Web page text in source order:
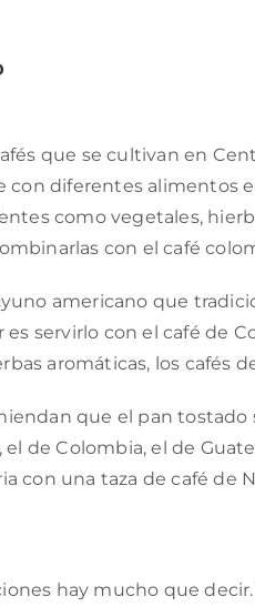
que se cultivan en
con diferentes alimentos
como vegetales,
con el café
americano que
es servirlo con el café de
aromáticas, los cafés
que el pan
el de Colombia, el de
con una taza de café de
hay mucho que